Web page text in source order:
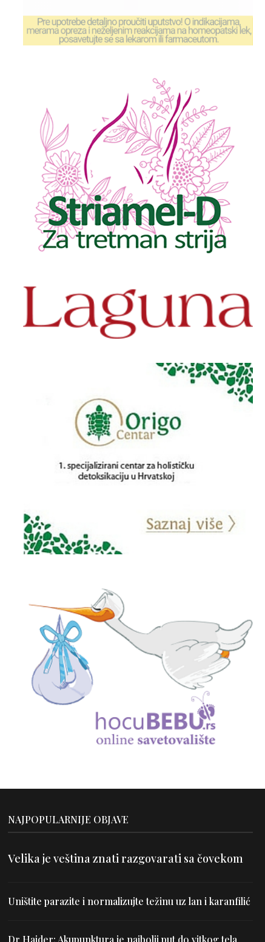
NAJPOPULARNIJE OBJAVE
Velika je veština znati razgovarati sa čovekom
Uništite parazite i normalizujte težinu uz lan i karanfilić
Dr Hajder: Akupunktura je najbolji put do vitkog tela